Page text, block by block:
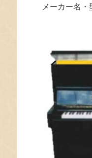
メーカー名